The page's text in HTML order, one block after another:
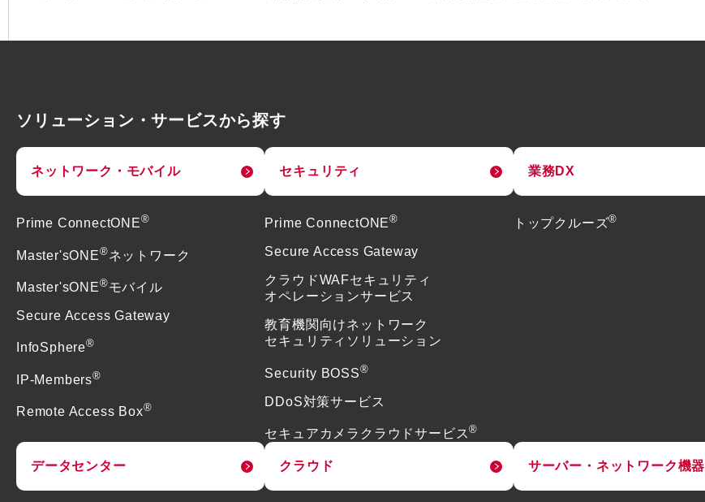
ソリューション・サービスから探す
ネットワーク・モバイル
Prime ConnectONE®
Master'sONE®ネットワーク
Master'sONE®モバイル
Secure Access Gateway
InfoSphere®
IP-Members®
Remote Access Box®
セキュリティ
Prime ConnectONE®
Secure Access Gateway
クラウドWAFセキュリティ
オペレーションサービス
教育機関向けネットワーク
セキュリティソリューション
Security BOSS®
DDoS対策サービス
セキュアカメラクラウドサービス®
業務DX
トップクルーズ®
データセンター クラウド サーバー・ネットワーク機器